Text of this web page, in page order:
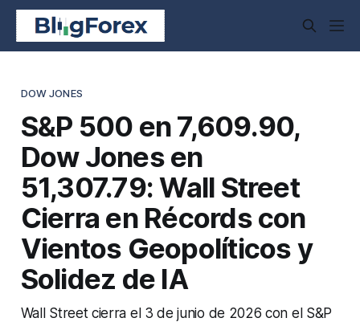
DOW JONES
S&P 500 en 7,609.90,
Dow Jones en
51,307.79: Wall Street
Cierra en Récords con
Vientos Geopolíticos y
Solidez de IA
Wall Street cierra el 3 de junio de 2026 con el S&P